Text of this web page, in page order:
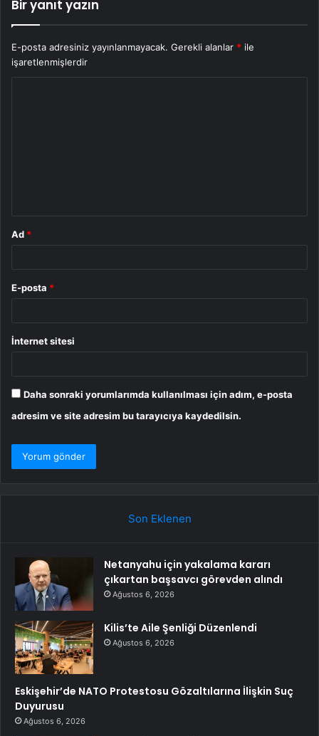
Bir yanıt yazın
E-posta adresiniz yayınlanmayacak. Gerekli alanlar * ile
işaretlenmişlerdir
Ad *
E-posta *
İnternet sitesi
Daha sonraki yorumlarımda kullanılması için adım, e-posta
adresim ve site adresim bu tarayıcıya kaydedilsin.
Son Eklenen
Netanyahu için yakalama kararı
çıkartan başsavcı görevden alındı
Ağustos 6, 2026
Kilis’te Aile Şenliği Düzenlendi
Ağustos 6, 2026
Eskişehir’de NATO Protestosu Gözaltılarına İlişkin Suç
Duyurusu
Ağustos 6, 2026